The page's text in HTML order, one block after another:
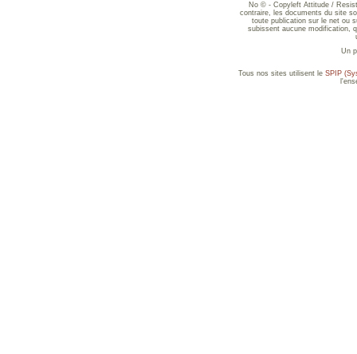
No © - Copyleft Attitude /
contraire, les documents du site
toute publication sur le net ou
subissent aucune modification,
Un
Tous nos sites utilisent le SPIP